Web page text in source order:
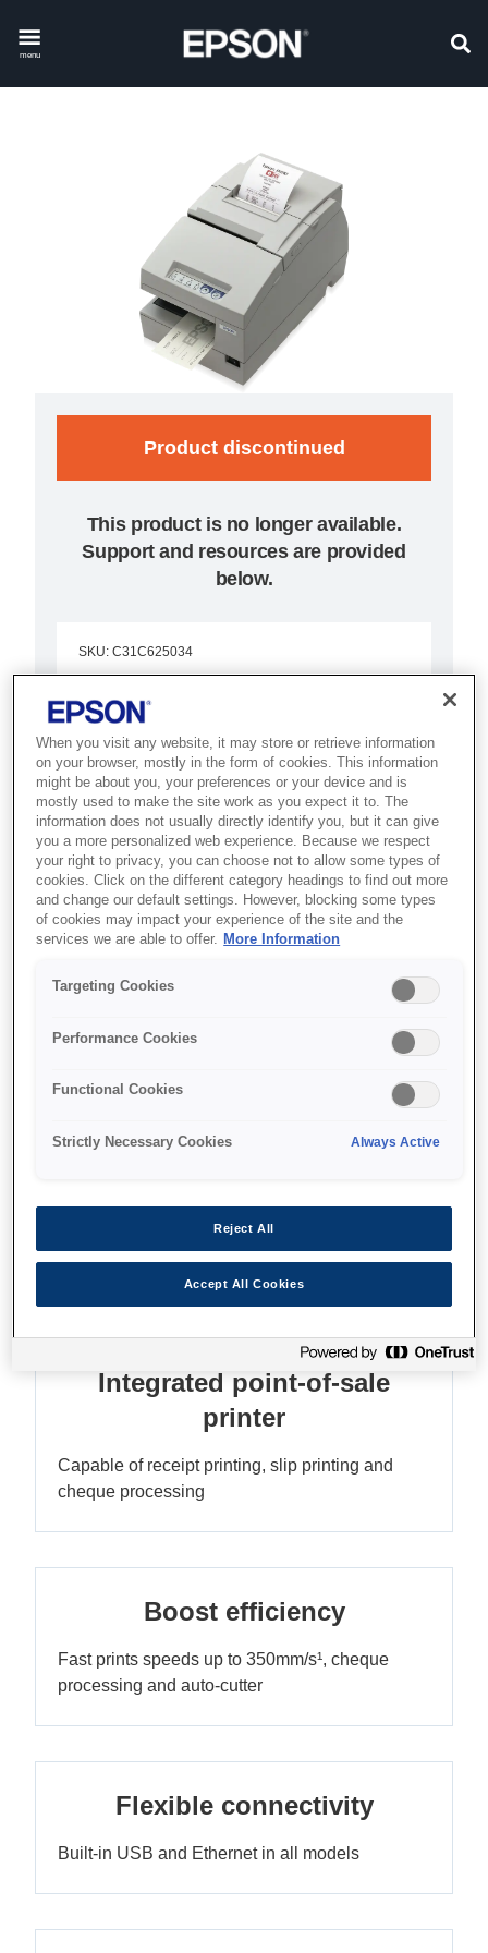
menu
Product discontinued
This product is no longer available.
Support and resources are provided
below.
SKU: C31C625034
TM-H6000III (034):
Serial, w/o PS, EDG,
MICR
Termal fiş, çek ve slip yazdırma
özellikleriyle çok işlev ile en
yüksek çoklu işlevde son nokta.
Ultra hızlı termal fişler
Doğrudan çek yazdırma
Özellikler
Integrated point-of-sale
printer
Capable of receipt printing, slip printing and
cheque processing
Boost efficiency
Fast prints speeds up to 350mm/s¹, cheque
processing and auto-cutter
Flexible connectivity
Built-in USB and Ethernet in all models
When you visit any website, it may store or retrieve information
on your browser, mostly in the form of cookies. This information
might be about you, your preferences or your device and is
mostly used to make the site work as you expect it to. The
information does not usually directly identify you, but it can give
you a more personalized web experience. Because we respect
your right to privacy, you can choose not to allow some types of
cookies. Click on the different category headings to find out more
and change our default settings. However, blocking some types
of cookies may impact your experience of the site and the
services we are able to offer. More Information
Targeting Cookies
Performance Cookies
Functional Cookies
Strictly Necessary Cookies Always Active
Reject All
Accept All Cookies